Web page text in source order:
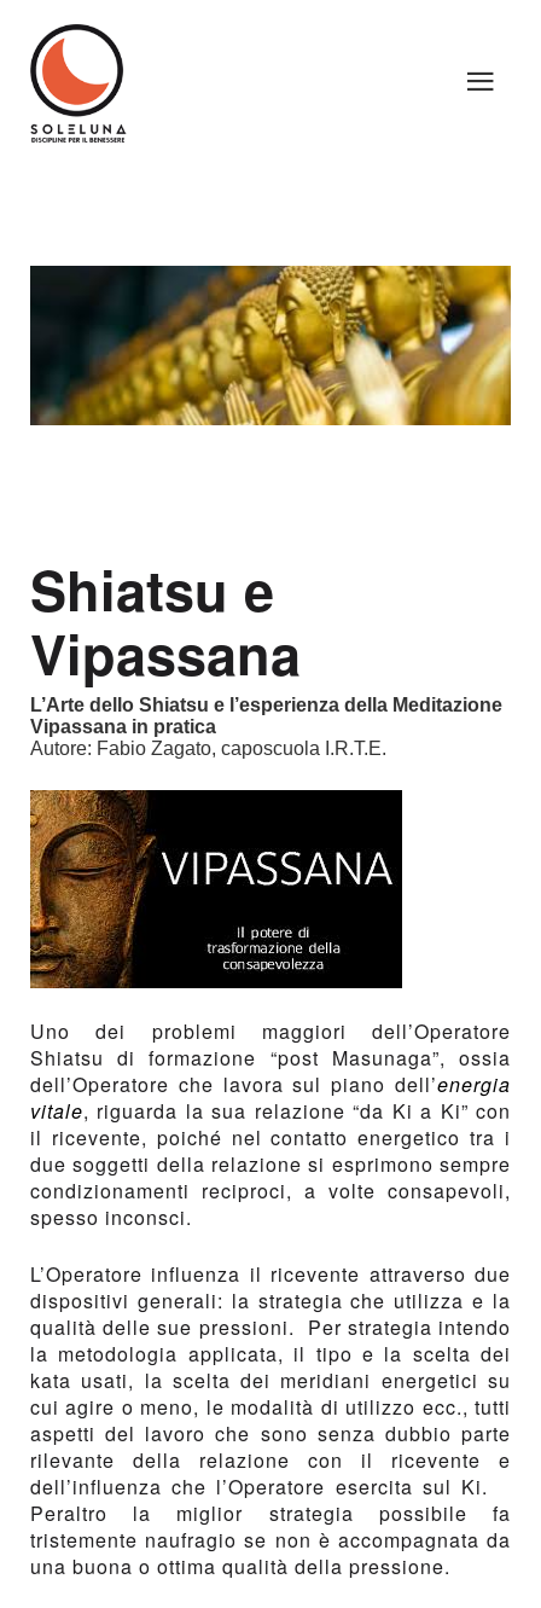
Shiatsu e
Vipassana
L’Arte dello Shiatsu e l’esperienza della Meditazione
Vipassana in pratica
Autore: Fabio Zagato, caposcuola I.R.T.E.
Uno dei problemi maggiori dell’Operatore
Shiatsu di formazione “post Masunaga”, ossia
dell’Operatore che lavora sul piano dell’energia
vitale, riguarda la sua relazione “da Ki a Ki” con
il ricevente, poiché nel contatto energetico tra i
due soggetti della relazione si esprimono sempre
condizionamenti reciproci, a volte consapevoli,
spesso inconsci.
L’Operatore influenza il ricevente attraverso due
dispositivi generali: la strategia che utilizza e la
qualità delle sue pressioni. Per strategia intendo
la metodologia applicata, il tipo e la scelta dei
kata usati, la scelta dei meridiani energetici su
cui agire o meno, le modalità di utilizzo ecc., tutti
aspetti del lavoro che sono senza dubbio parte
rilevante della relazione con il ricevente e
dell’influenza che l’Operatore esercita sul Ki.
Peraltro la miglior strategia possibile fa
tristemente naufragio se non è accompagnata da
una buona o ottima qualità della pressione.